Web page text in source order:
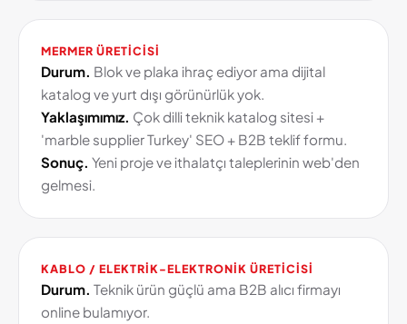
MERMER ÜRETICISI
Durum. Blok ve plaka ihraç ediyor ama dijital
katalog ve yurt dışı görünürlük yok.
Yaklaşımımız. Çok dilli teknik katalog sitesi +
'marble supplier Turkey' SEO + B2B teklif formu.
Sonuç. Yeni proje ve ithalatçı taleplerinin web'den
gelmesi.
KABLO / ELEKTRIK-ELEKTRONIK ÜRETICISI
Durum. Teknik ürün güçlü ama B2B alıcı firmayı
online bulamıyor.